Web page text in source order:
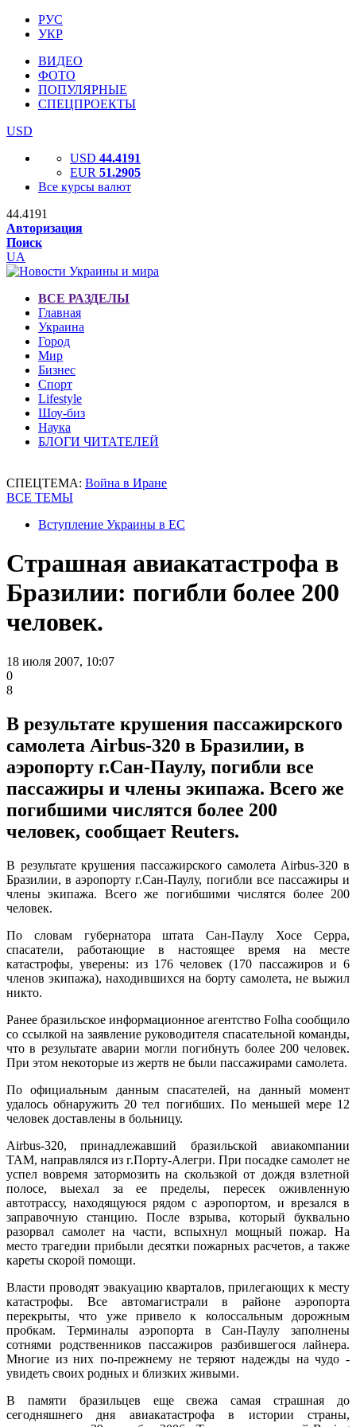
РУС
УКР
ВИДЕО
ФОТО
ПОПУЛЯРНЫЕ
СПЕЦПРОЕКТЫ
USD
USD 44.4191
EUR 51.2905
Все курсы валют
44.4191
Авторизация
Поиск
UA
ВСЕ РАЗДЕЛЫ
Главная
Украина
Город
Мир
Бизнес
Спорт
Lifestyle
Шоу-биз
Наука
БЛОГИ ЧИТАТЕЛЕЙ
СПЕЦТЕМА: Война в Иране
ВСЕ ТЕМЫ
Вступление Украины в ЕС
Страшная авиакатастрофа в
Бразилии: погибли более 200
человек.
18 июля 2007, 10:07
0
8
В результате крушения пассажирского
самолета Airbus-320 в Бразилии, в
аэропорту г.Сан-Паулу, погибли все
пассажиры и члены экипажа. Всего же
погибшими числятся более 200
человек, сообщает Reuters.
В результате крушения пассажирского самолета Airbus-320 в
Бразилии, в аэропорту г.Сан-Паулу, погибли все пассажиры и
члены экипажа. Всего же погибшими числятся более 200
человек.
По словам губернатора штата Сан-Паулу Хосе Серра,
спасатели, работающие в настоящее время на месте
катастрофы, уверены: из 176 человек (170 пассажиров и 6
членов экипажа), находившихся на борту самолета, не выжил
никто.
Ранее бразильское информационное агентство Folha сообщило
со ссылкой на заявление руководителя спасательной команды,
что в результате аварии могли погибнуть более 200 человек.
При этом некоторые из жертв не были пассажирами самолета.
По официальным данным спасателей, на данный момент
удалось обнаружить 20 тел погибших. По меньшей мере 12
человек доставлены в больницу.
Airbus-320, принадлежавший бразильской авиакомпании
TAM, направлялся из г.Порту-Алегри. При посадке самолет не
успел вовремя затормозить на скользкой от дождя взлетной
полосе, выехал за ее пределы, пересек оживленную
автотрассу, находящуюся рядом с аэропортом, и врезался в
заправочную станцию. После взрыва, который буквально
разорвал самолет на части, вспыхнул мощный пожар. На
место трагедии прибыли десятки пожарных расчетов, а также
кареты скорой помощи.
Власти проводят эвакуацию кварталов, прилегающих к месту
катастрофы. Все автомагистрали в районе аэропорта
перекрыты, что уже привело к колоссальным дорожным
пробкам. Терминалы аэропорта в Сан-Паулу заполнены
сотнями родственников пассажиров разбившегося лайнера.
Многие из них по-прежнему не теряют надежды на чудо -
увидеть своих родных и близких живыми.
В памяти бразильцев еще свежа самая страшная до
сегодняшнего дня авиакатастрофа в истории страны,